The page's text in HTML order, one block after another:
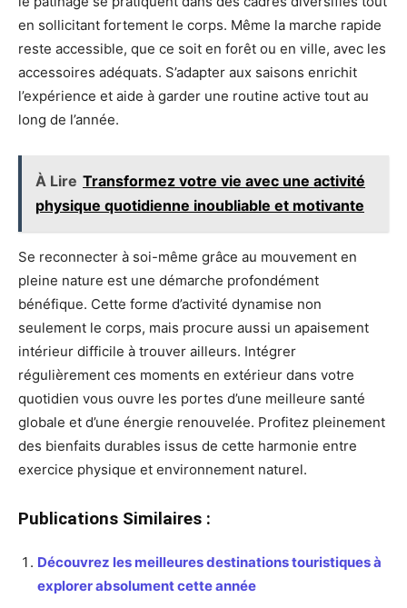
en sollicitant fortement le corps. Même la marche rapide
reste accessible, que ce soit en forêt ou en ville, avec les
accessoires adéquats. S’adapter aux saisons enrichit
l’expérience et aide à garder une routine active tout au
long de l’année.
À Lire Transformez votre vie avec une activité
physique quotidienne inoubliable et motivante
Se reconnecter à soi-même grâce au mouvement en
pleine nature est une démarche profondément
bénéfique. Cette forme d’activité dynamise non
seulement le corps, mais procure aussi un apaisement
intérieur difficile à trouver ailleurs. Intégrer
régulièrement ces moments en extérieur dans votre
quotidien vous ouvre les portes d’une meilleure santé
globale et d’une énergie renouvelée. Profitez pleinement
des bienfaits durables issus de cette harmonie entre
exercice physique et environnement naturel.
Publications Similaires :
Découvrez les meilleures destinations touristiques à
explorer absolument cette année